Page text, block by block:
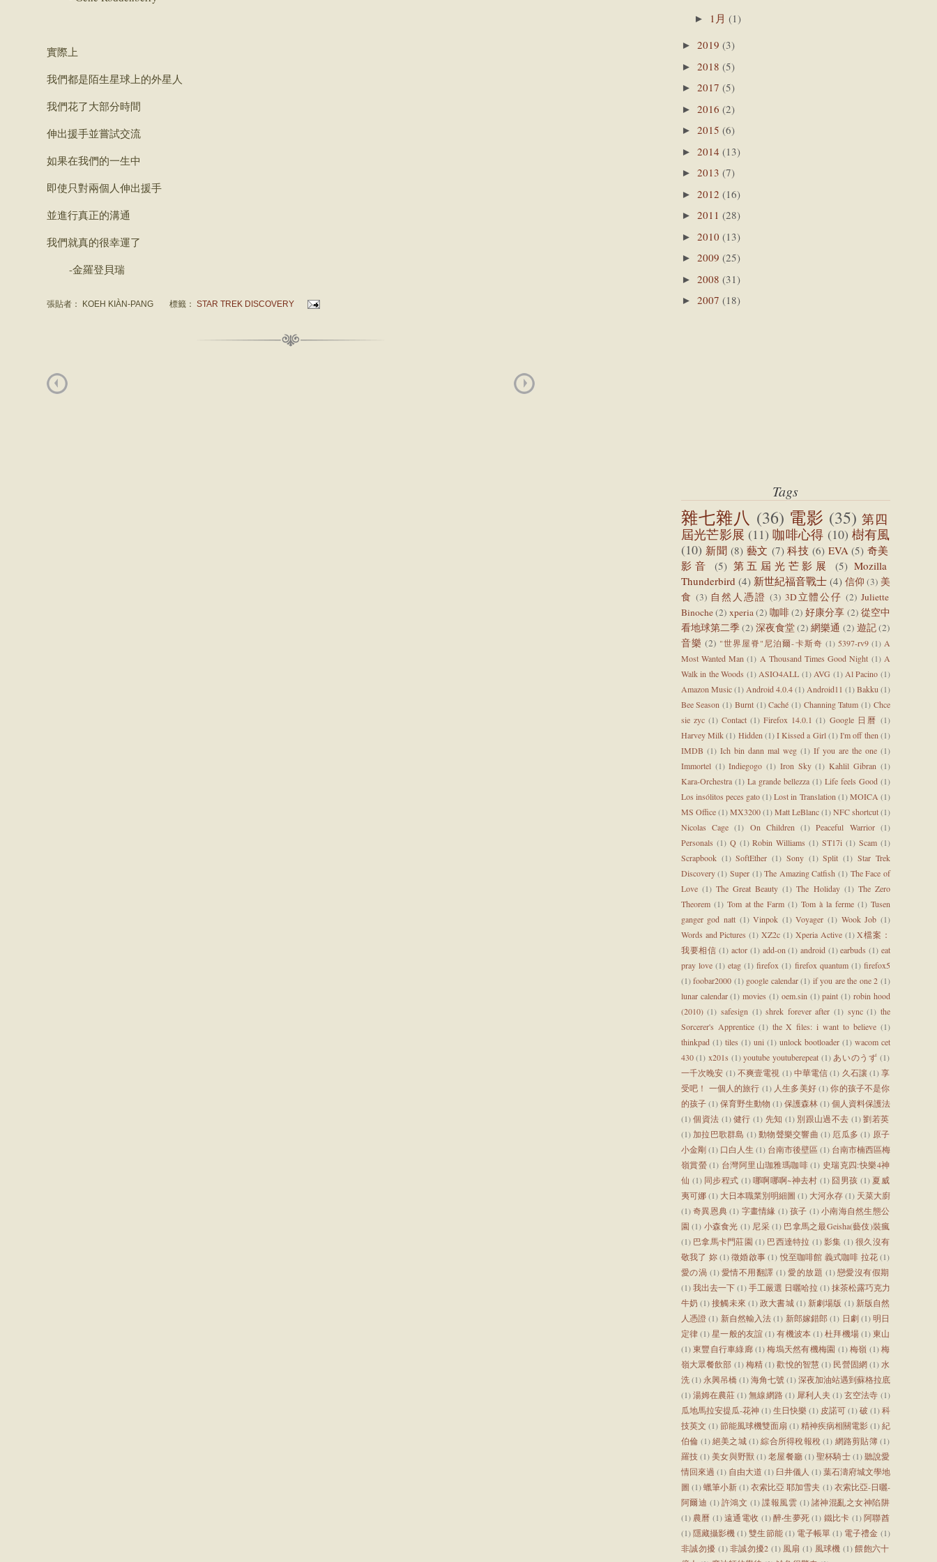
實際上
我們都是陌生星球上的外星人
我們花了大部分時間
伸出援手並嘗試交流
如果在我們的一生中
即使只對兩個人伸出援手
並進行真正的溝通
我們就真的很幸運了
-金羅登貝瑞
張貼者： KOEH KIÀN-PANG 標籤： STAR TREK DISCOVERY
► 1月 (1)
► 2019 (3)
► 2018 (5)
► 2017 (5)
► 2016 (2)
► 2015 (6)
► 2014 (13)
► 2013 (7)
► 2012 (16)
► 2011 (28)
► 2010 (13)
► 2009 (25)
► 2008 (31)
► 2007 (18)
Tags
雜七雜八 (36) 電影 (35) 第四
屆光芒影展 (11) 咖啡心得 (10) 樹有風
(10) 新聞 (8) 藝文 (7) 科技 (6) EVA (5) 奇美
影音
(5) 第五屆光芒影展 (5) Mozilla
Thunderbird (4) 新世紀福音戰士 (4) 信仰 (3) 美
食 (3) 自然人憑證 (3) 3D立體公仔 (2) Juliette
Binoche(2) xperia(2) 咖啡(2) 好康分享 (2) 從空中
看地球第二季(2) 深夜食堂(2) 網樂通 (2) 遊記(2)
音樂 (2) "世界屋脊"尼泊爾-卡斯奇 (1) 5397-rv9 (1) A
Most Wanted Man (1) A Thousand Times Good Night (1) A
Walk in the Woods (1) ASIO4ALL (1) AVG (1) Al Pacino (1)
Amazon Music (1) Android 4.0.4 (1) Android11 (1) Bakku (1)
Bee Season (1) Burnt (1) Caché (1) Channing Tatum (1) Chce
sie zyc (1) Contact (1) Firefox 14.0.1 (1) Google 日曆 (1)
Harvey Milk (1) Hidden (1) I Kissed a Girl (1) I'm off then (1)
IMDB (1) Ich bin dann mal weg (1) If you are the one (1)
Immortel (1) Indiegogo (1) Iron Sky (1) Kahlil Gibran (1)
Kara-Orchestra (1) La grande bellezza (1) Life feels Good (1)
Los insólitos peces gato (1) Lost in Translation (1) MOICA (1)
MS Office (1) MX3200 (1) Matt LeBlanc (1) NFC shortcut (1)
Nicolas Cage (1) On Children (1) Peaceful Warrior (1)
Personals (1) Q (1) Robin Williams (1) ST17i (1) Scam (1)
Scrapbook (1) SoftEther (1) Sony (1) Split (1) Star Trek
Discovery (1) Super (1) The Amazing Catfish (1) The Face of
Love (1) The Great Beauty (1) The Holiday (1) The Zero
Theorem (1) Tom at the Farm (1) Tom à la ferme (1) Tusen
ganger god natt (1) Vinpok (1) Voyager (1) Wook Job (1)
Words and Pictures (1) XZ2c (1) Xperia Active (1) X檔案：
我要相信 (1) actor (1) add-on (1) android (1) earbuds (1) eat
pray love (1) etag (1) firefox (1) firefox quantum (1) firefox5
(1) foobar2000 (1) google calendar (1) if you are the one 2 (1)
lunar calendar (1) movies (1) oem.sin (1) paint (1) robin hood
(2010) (1) safesign (1) shrek forever after (1) sync (1) the
Sorcerer's Apprentice (1) the X files: i want to believe (1)
thinkpad (1) tiles (1) uni (1) unlock bootloader (1) wacom cet
430 (1) x201s (1) youtube youtuberepeat (1) あいのうず (1)
一千次晚安 (1) 不爽壹電視 (1) 中華電信 (1) 久石讓 (1) 享
受吧！ 一個人的旅行 (1) 人生多美好(1) 你的孩子不是你
的孩子 (1) 保育野生動物 (1) 保護森林 (1) 個人資料保護法
(1) 個資法 (1) 健行 (1) 先知 (1) 別跟山過不去 (1) 劉若英
(1) 加拉巴歌群島 (1) 動物聲樂交響曲 (1) 厄瓜多 (1) 原子
小金剛 (1) 口白人生 (1) 台南市後壁區 (1) 台南市楠西區梅
嶺賞螢 (1) 台灣阿里山珈雅瑪咖啡 (1) 史瑞克四:快樂4神
仙 (1) 同步程式 (1) 哪啊哪啊~神去村 (1) 囧男孩 (1) 夏威
夷可娜 (1) 大日本職業別明細圖 (1) 大河永存 (1) 天菜大廚
(1) 奇異恩典 (1) 字畫情緣 (1) 孩子 (1) 小南海自然生態公
園 (1) 小森食光 (1) 尼采 (1) 巴拿馬之最Geisha(藝伎)裝瘋
(1) 巴拿馬卡門莊園 (1) 巴西達特拉 (1) 影集 (1) 很久沒有
敬我了 妳 (1) 徵婚啟事 (1) 悅至咖啡館 義式咖啡 拉花 (1)
愛の渦 (1) 愛情不用翻譯 (1) 愛的放題 (1) 戀愛沒有假期
(1) 我出去一下 (1) 手工嚴選 日曬哈拉 (1) 抹茶松露巧克力
牛奶 (1) 接觸未來 (1) 政大書城 (1) 新劇場版 (1) 新版自然
人憑證 (1) 新自然輸入法 (1) 新郎嫁錯郎 (1) 日劇(1)明日
定律 (1) 星一般的友誼 (1) 有機波本(1) 杜拜機場(1)東山
(1) 東豐自行車綠廊 (1) 梅塢天然有機梅園 (1) 梅嶺 (1) 梅
嶺大眾餐飲部 (1) 梅精 (1) 歡悅的智慧 (1) 民營固網(1) 水
洗 (1) 永興吊橋 (1) 海角七號 (1) 深夜加油站遇到蘇格拉底
(1) 湯姆在農莊 (1) 無線網路 (1) 犀利人夫 (1) 玄空法寺 (1)
瓜地馬拉安提瓜-花神 (1) 生日快樂 (1) 皮諾可 (1) 破 (1) 科
技英文 (1) 節能風球機雙面扇 (1) 精神疾病相關電影 (1) 紀
伯倫 (1) 絕美之城 (1) 綜合所得稅報稅 (1) 網路剪貼簿 (1)
羅技 (1) 美女與野獸(1) 老屋餐廳(1)聖杯騎士 (1)聽說愛
情回來過 (1) 自由大道 (1) 臼井儀人 (1) 葉石濤府城文學地
圖 (1)蠟筆小新(1)衣索比亞 耶加雪夫 (1) 衣索比亞-日曬-
阿爾迪 (1) 許鴻文 (1) 諜報風雲 (1) 諸神混亂之女神陷阱
(1) 農曆 (1) 遠通電收 (1) 醉‧生夢死 (1) 鐵比卡 (1) 阿聯酋
(1) 隱藏攝影機 (1) 雙生節能 (1) 電子帳單(1) 電子禮金 (1)
非誠勿擾 (1) 非誠勿擾2 (1) 風扇 (1) 風球機 (1) 餵飽六十